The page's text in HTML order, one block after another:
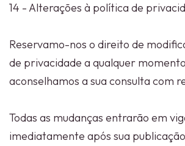
14 - Alterações à política de
Reservamo-nos o direito de
de privacidade a qualquer
aconselhamos a sua consulta com
Todas as mudanças entrarão em
imediatamente após sua